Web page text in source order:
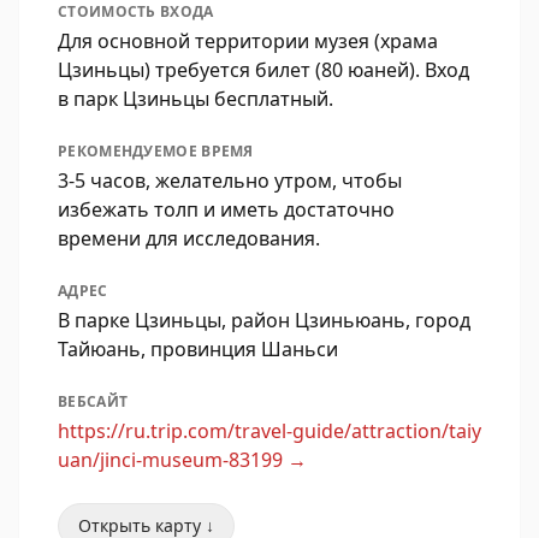
СТОИМОСТЬ ВХОДА
Для основной территории музея (храма
Цзиньцы) требуется билет (80 юаней). Вход
в парк Цзиньцы бесплатный.
РЕКОМЕНДУЕМОЕ ВРЕМЯ
3-5 часов, желательно утром, чтобы
избежать толп и иметь достаточно
времени для исследования.
АДРЕС
В парке Цзиньцы, район Цзиньюань, город
Тайюань, провинция Шаньси
ВЕБСАЙТ
https://ru.trip.com/travel-guide/attraction/taiy
uan/jinci-museum-83199 →
Открыть карту ↓